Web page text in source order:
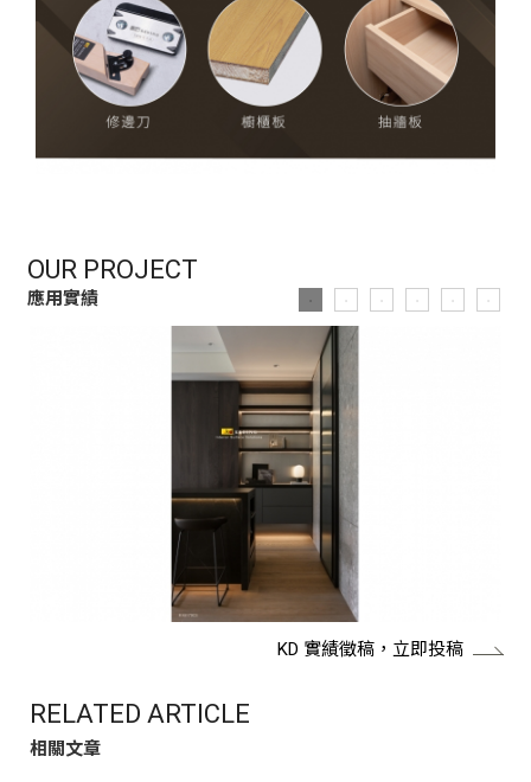
OUR PROJECT
應用實績
KD 實績徵稿，立即投稿
RELATED ARTICLE
相關文章